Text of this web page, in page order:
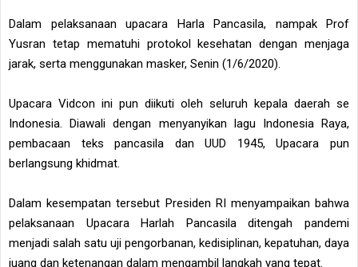
Dalam pelaksanaan upacara Harla Pancasila, nampak Prof
Yusran tetap mematuhi protokol kesehatan dengan menjaga
jarak, serta menggunakan masker, Senin (1/6/2020).
Upacara Vidcon ini pun diikuti oleh seluruh kepala daerah se
Indonesia. Diawali dengan menyanyikan lagu Indonesia Raya,
pembacaan teks pancasila dan UUD 1945, Upacara pun
berlangsung khidmat.
Dalam kesempatan tersebut Presiden RI menyampaikan bahwa
pelaksanaan Upacara Harlah Pancasila ditengah pandemi
menjadi salah satu uji pengorbanan, kedisiplinan, kepatuhan, daya
juang dan ketenangan dalam mengambil langkah yang tepat.